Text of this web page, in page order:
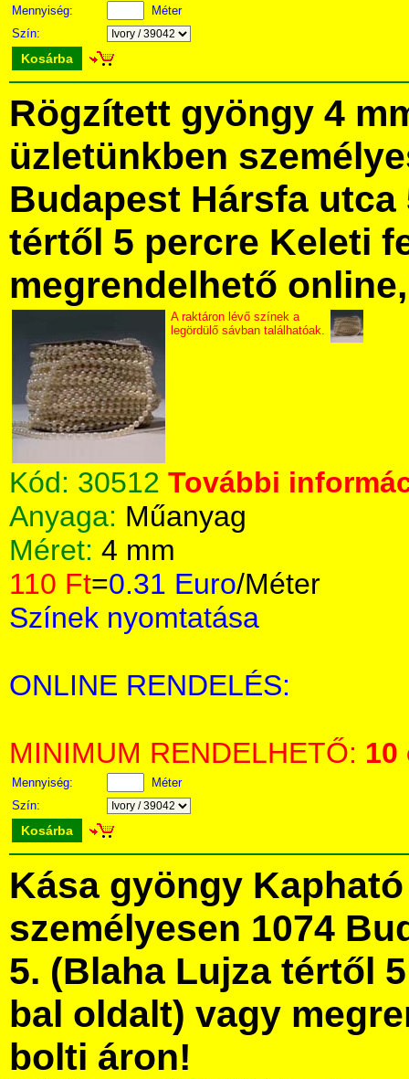
Mennyiség:
Méter
Szín:
Kosárba
Rögzített gyöngy 4
üzletünkben
Budapest Hársfa utca
tértől 5 percre Keleti
megrendelhető
A raktáron lévő színek a
legördülő sávban találhatóak.
Kód: 30512 További
Anyaga: Műanyag
Méret: 4 mm
110 Ft=0.31 Euro/Méter
Színek nyomtatása
ONLINE RENDELÉS:
MINIMUM RENDELHETŐ: 10
Mennyiség:
Méter
Szín:
Kosárba
Kása gyöngy
személyesen 1074
5. (Blaha Lujza tértől
bal oldalt) vagy
bolti áron!